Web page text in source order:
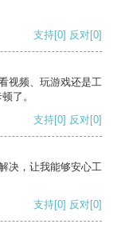
支持[0] 反对[0]
视频、玩游戏还是工
了。
支持[0] 反对[0]
决，让我能够安心工
支持[0] 反对[0]